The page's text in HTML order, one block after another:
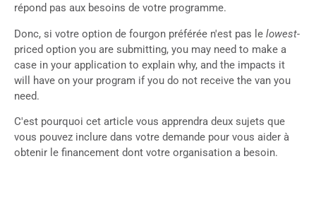
répond pas aux besoins de votre programme.
Donc, si votre option de fourgon préférée n'est pas le lowest-
priced option you are submitting, you may need to make a
case in your application to explain why, and the impacts it
will have on your program if you do not receive the van you
need.
C'est pourquoi cet article vous apprendra deux sujets que
vous pouvez inclure dans votre demande pour vous aider à
obtenir le financement dont votre organisation a besoin.